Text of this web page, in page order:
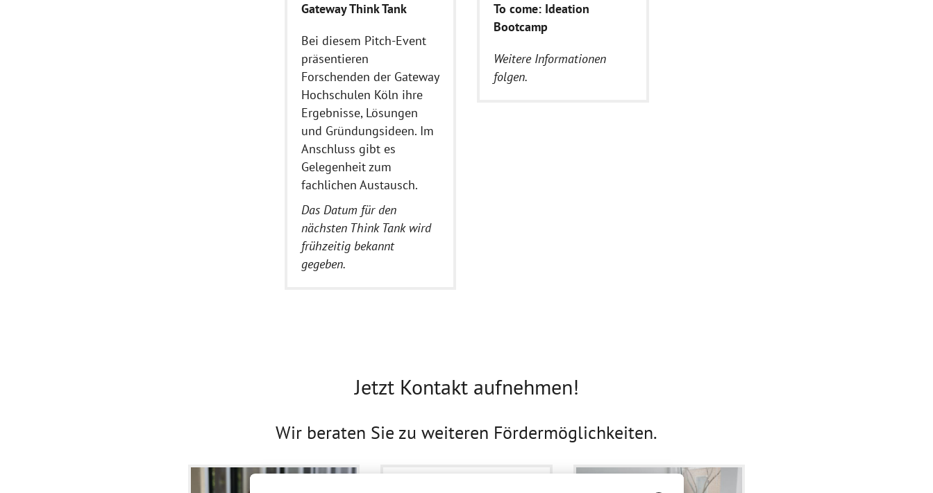
Gateway Think Tank
Bei diesem Pitch-Event
präsentieren
Forschenden der Gateway
Hochschulen Köln ihre
Ergebnisse, Lösungen
und Gründungsideen. Im
Anschluss gibt es
Gelegenheit zum
fachlichen Austausch.
Das Datum für den
nächsten Think Tank wird
frühzeitig bekannt
gegeben.
To come: Ideation
Bootcamp
Weitere Informationen
folgen.
Jetzt Kontakt aufnehmen!
Wir beraten Sie zu weiteren Fördermöglichkeiten.